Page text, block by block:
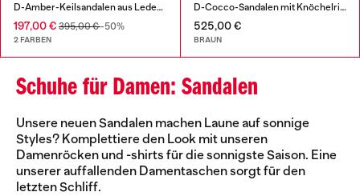
D-Amber-Keilsandalen aus Leder in Eidechsenoptik
197,00 € 395,00 €-50%
2 FARBEN
D-Cocco-Sandalen mit Knöchelriemen aus Leder
525,00 €
BRAUN
Schuhe für Damen: Sandalen
Unsere neuen Sandalen machen Laune auf sonnige
Styles? Komplettiere den Look mit unseren
Damenröcken und -shirts für die sonnigste Saison. Eine
unserer auffallenden Damentaschen sorgt für den
letzten Schliff.